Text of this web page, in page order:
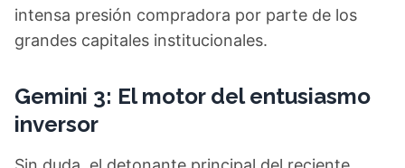
intensa presión compradora por parte de los
grandes capitales institucionales.
Gemini 3: El motor del entusiasmo
inversor